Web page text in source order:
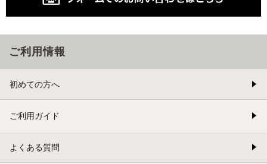
ご利用情報
初めての方へ
ご利用ガイド
よくある質問